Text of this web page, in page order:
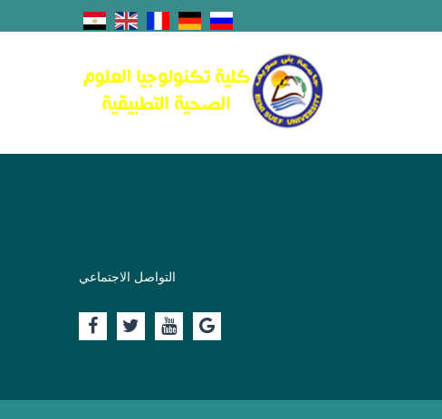
التواصل الاجتماعي